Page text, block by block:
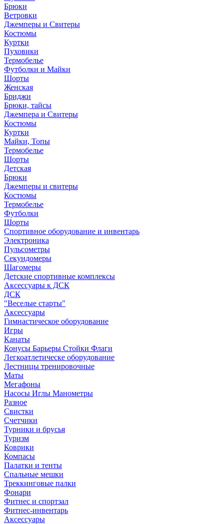
Брюки
Ветровки
Джемперы и Свитеры
Костюмы
Куртки
Пуховики
Термобелье
Футболки и Майки
Шорты
Женская
Бриджи
Брюки, тайсы
Джемпера и Свитеры
Костюмы
Куртки
Майки, Топы
Термобелье
Шорты
Детская
Брюки
Джемперы и свитеры
Костюмы
Термобелье
Футболки
Шорты
Спортивное оборудование и инвентарь
Электроника
Пульсометры
Секундомеры
Шагомеры
Детские спортивные комплексы
Аксессуары к ДСК
ДСК
"Веселые старты"
Аксессуары
Гимнастическое оборудование
Игры
Канаты
Конусы Барьеры Стойки Флаги
Легкоатлетическе оборудование
Лестницы тренировочные
Маты
Мегафоны
Насосы Иглы Манометры
Разное
Свистки
Счетчики
Турники и брусья
Туризм
Коврики
Компасы
Палатки и тенты
Спальные мешки
Треккинговые палки
Фонари
Фитнес и спортзал
Фитнес-инвентарь
Аксессуары